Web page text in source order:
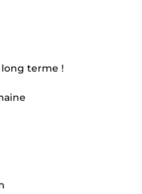
long terme !